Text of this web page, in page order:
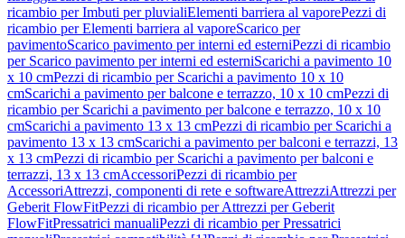
ricambio per Imbuti per pluvialiElementi barriera al vaporePezzi di
ricambio per Elementi barriera al vaporeScarico per
pavimentoScarico pavimento per interni ed esterniPezzi di ricambio
per Scarico pavimento per interni ed esterniScarichi a pavimento 10
x 10 cmPezzi di ricambio per Scarichi a pavimento 10 x 10
cmScarichi a pavimento per balcone e terrazzo, 10 x 10 cmPezzi di
ricambio per Scarichi a pavimento per balcone e terrazzo, 10 x 10
cmScarichi a pavimento 13 x 13 cmPezzi di ricambio per Scarichi a
pavimento 13 x 13 cmScarichi a pavimento per balconi e terrazzi, 13
x 13 cmPezzi di ricambio per Scarichi a pavimento per balconi e
terrazzi, 13 x 13 cmAccessoriPezzi di ricambio per
AccessoriAttrezzi, componenti di rete e softwareAttrezziAttrezzi per
Geberit FlowFitPezzi di ricambio per Attrezzi per Geberit
FlowFitPressatrici manualiPezzi di ricambio per Pressatrici